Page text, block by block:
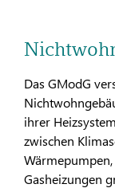
Das GModG
ihrer
zwischen
Gasheizungen